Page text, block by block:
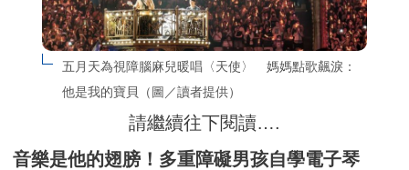
五月天為視障腦麻兒暖唱〈天使〉　媽媽點歌飆淚：
他是我的寶貝（圖／讀者提供）
請繼續往下閱讀….
音樂是他的翅膀！多重障礙男孩自學電子琴